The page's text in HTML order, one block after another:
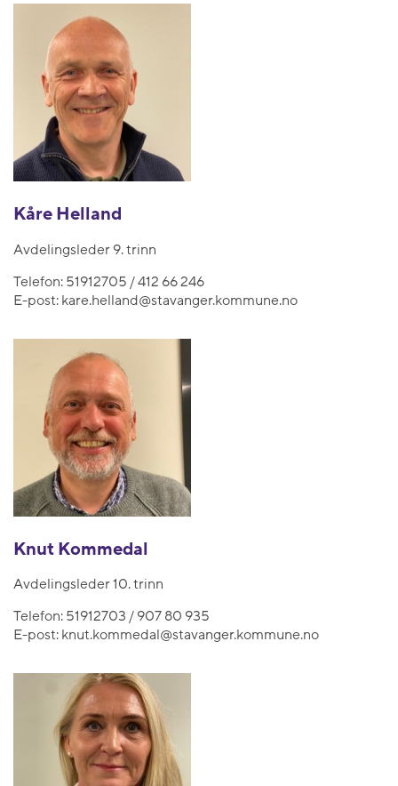
Kåre Helland
Avdelingsleder 9. trinn
Telefon: 51912705 / 412 66 246
E-post: kare.helland@stavanger.kommune.no
Knut Kommedal
Avdelingsleder 10. trinn
Telefon: 51912703 / 907 80 935
E-post: knut.kommedal@stavanger.kommune.no